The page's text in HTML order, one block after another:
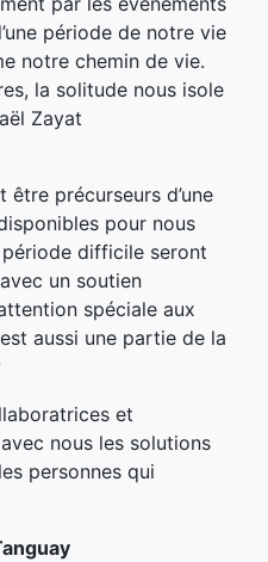
période de notre vie
notre chemin de vie.
la solitude nous isole
Zayat
précurseurs d’une
pour nous
difficile seront
un soutien
spéciale aux
aussi une partie de la
et
nous les solutions
personnes qui